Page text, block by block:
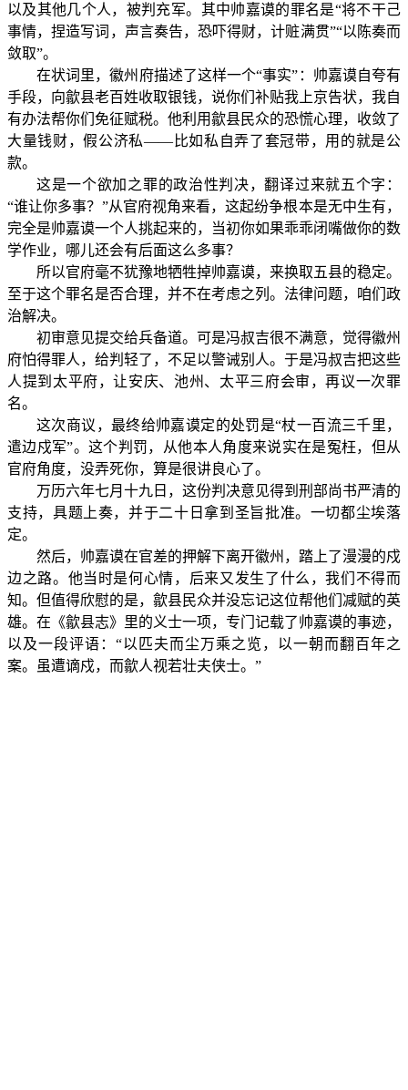
以及其他几个人，被判充军。其中帅嘉谟的罪名是“将不干己
事情，捏造写词，声言奏告，恐吓得财，计赃满贯”“以陈奏而
敛取”。
在状词里，徽州府描述了这样一个“事实”：帅嘉谟自夸有
手段，向歙县老百姓收取银钱，说你们补贴我上京告状，我自
有办法帮你们免征赋税。他利用歙县民众的恐慌心理，收敛了
大量钱财，假公济私——比如私自弄了套冠带，用的就是公
款。
这是一个欲加之罪的政治性判决，翻译过来就五个字：
“谁让你多事？”从官府视角来看，这起纷争根本是无中生有，
完全是帅嘉谟一个人挑起来的，当初你如果乖乖闭嘴做你的数
学作业，哪儿还会有后面这么多事？
所以官府毫不犹豫地牺牲掉帅嘉谟，来换取五县的稳定。
至于这个罪名是否合理，并不在考虑之列。法律问题，咱们政
治解决。
初审意见提交给兵备道。可是冯叔吉很不满意，觉得徽州
府怕得罪人，给判轻了，不足以警诫别人。于是冯叔吉把这些
人提到太平府，让安庆、池州、太平三府会审，再议一次罪
名。
这次商议，最终给帅嘉谟定的处罚是“杖一百流三千里，
遣边戍军”。这个判罚，从他本人角度来说实在是冤枉，但从
官府角度，没弄死你，算是很讲良心了。
万历六年七月十九日，这份判决意见得到刑部尚书严清的
支持，具题上奏，并于二十日拿到圣旨批准。一切都尘埃落
定。
然后，帅嘉谟在官差的押解下离开徽州，踏上了漫漫的戍
边之路。他当时是何心情，后来又发生了什么，我们不得而
知。但值得欣慰的是，歙县民众并没忘记这位帮他们减赋的英
雄。在《歙县志》里的义士一项，专门记载了帅嘉谟的事迹，
以及一段评语：“以匹夫而尘万乘之览，以一朝而翻百年之
案。虽遭谪戍，而歙人视若壮夫侠士。”